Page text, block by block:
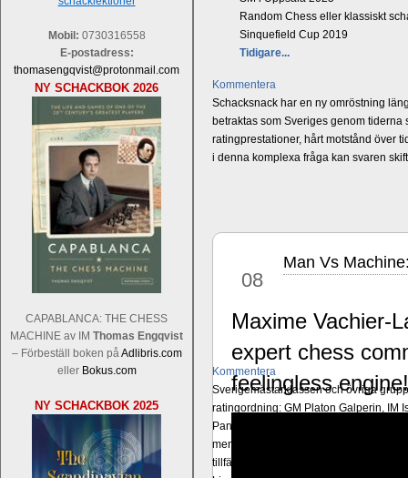
Mobil: 0730316558
E-postadress:
thomasengqvist@protonmail.com
NY SCHACKBOK 2026
CAPABLANCA: THE CHESS
MACHINE av IM Thomas Engqvist
– Förbeställ boken påAdlibris.com
eller Bokus.com
NY SCHACKBOK 2025
Random Chess eller klassiskt
Sinquefield Cup 2019
Tidigare...
Kommentera
Schacksnack har en ny omröstning
betraktas som Sveriges genom
ratingprestationer, hårt motstånd över
i denna komplexa fråga kan svaren
Kommentera
Sverigemästarklassen och övriga
ratingordning: GM Platon Galperin, IM
Pantzar, IM Hampus Sörensen GM
men det skulle inte vara osannolikt om
tillfälliga ratingtoppar. Mästar-Elit: IM
08
Man Vs
Maxime Vachier-
expert chess
feelingless engine!